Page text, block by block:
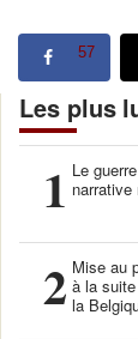
57
Les plus
1 Le
narrative
2 Mise au
à la suite
la